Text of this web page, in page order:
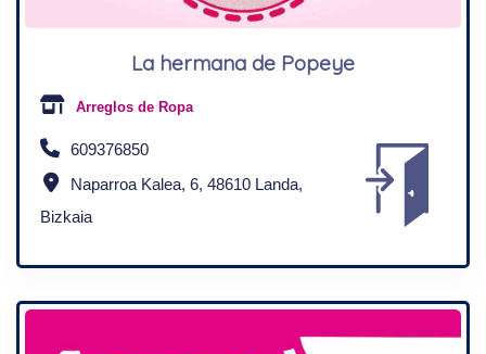
La hermana de Popeye
Arreglos de Ropa
609376850
Naparroa Kalea, 6, 48610 Landa,
Bizkaia